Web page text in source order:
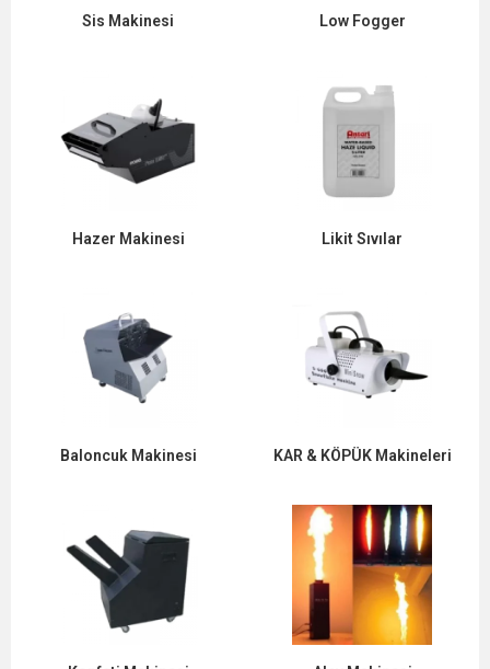
Sis Makinesi Low Fogger
Hazer Makinesi Likit Sıvılar
Baloncuk Makinesi KAR & KÖPÜK Makineleri